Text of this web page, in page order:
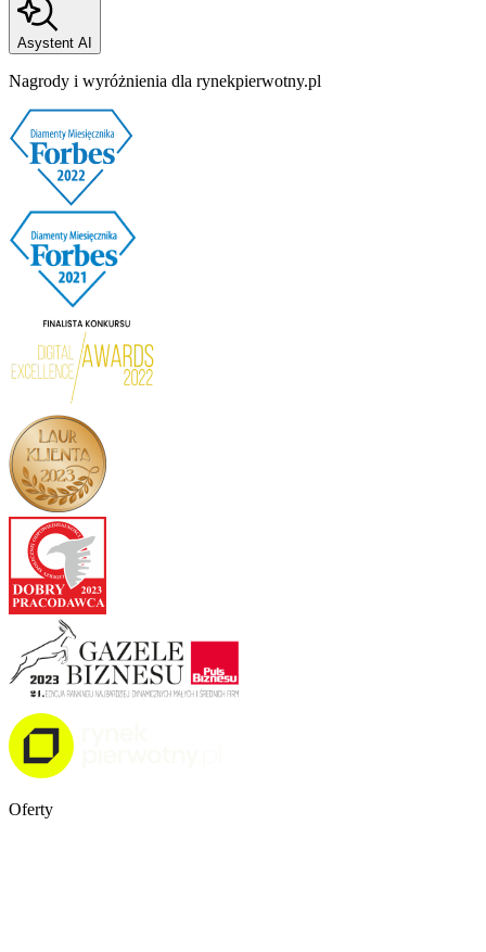
Asystent AI
Nagrody i wyróżnienia dla rynekpierwotny.pl
Oferty